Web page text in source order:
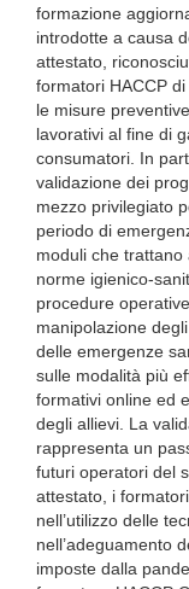
formazione
introdotte a causa
attestato,
formatori HACCP
le misure
lavorativi al fine di
consumatori. In
validazione dei
mezzo privilegiato
periodo di
moduli che trattano
norme igienico-
procedure
manipolazione
delle emergenze
sulle modalità più
formativi online ed
degli allievi. La
rappresenta un
futuri operatori del
attestato, i
nell’utilizzo delle
nell’adeguamento
imposte dalla